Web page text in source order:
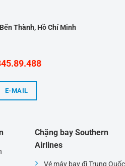
Thành, Hồ Chí Minh
E-MAIL
Chặng bay Southern
Airlines
Vé máy bay đi Trung Quốc